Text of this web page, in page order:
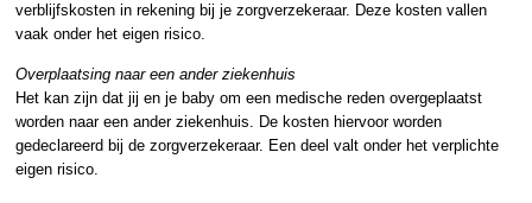
verblijfskosten in rekening bij je zorgverzekeraar. Deze kosten vallen
vaak onder het eigen risico.
Overplaatsing naar een ander ziekenhuis
Het kan zijn dat jij en je baby om een medische reden overgeplaatst
worden naar een ander ziekenhuis. De kosten hiervoor worden
gedeclareerd bij de zorgverzekeraar. Een deel valt onder het verplichte
eigen risico.